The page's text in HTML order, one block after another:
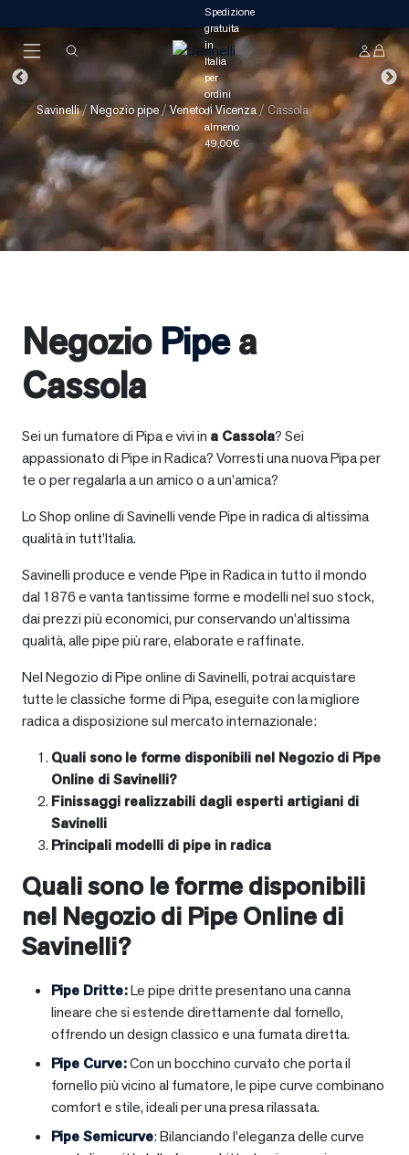
Savinelli/ Negozio pipe/Veneto/Vicenza / Cassola
Negozio Pipea
Cassola
Sei un fumatore di Pipa e vivi in a Cassola? Sei
appassionato di Pipe in Radica? Vorresti una nuova Pipa per
te o per regalarla a un amico o a un’amica?
Lo Shop online di Savinelli vende Pipe in radica di altissima
qualità in tutt’Italia.
Savinelli produce e vende Pipe in Radica in tutto il mondo
dal 1876 e vanta tantissime forme e modelli nel suo stock,
dai prezzi più economici, pur conservando un’altissima
qualità, alle pipe più rare, elaborate e raffinate.
Nel Negozio di Pipe online di Savinelli, potrai acquistare
tutte le classiche forme di Pipa, eseguite con la migliore
radica a disposizione sul mercato internazionale:
Quali sono le forme disponibili nel Negozio di Pipe
Online di Savinelli?
Finissaggi realizzabili dagli esperti artigiani di
Savinelli
Principali modelli di pipe in radica
Quali sono le forme disponibili
nel Negozio di Pipe Online di
Savinelli?
Pipe Dritte:Le pipe dritte presentano una canna
lineare che si estende direttamente dal fornello,
offrendo un design classico e una fumata diretta.
Pipe Curve:Con un bocchino curvato che porta il
fornello più vicino al fumatore, le pipe curve combinano
comfort e stile, ideali per una presa rilassata.
Pipe Semicurve: Bilanciando l’eleganza delle curve